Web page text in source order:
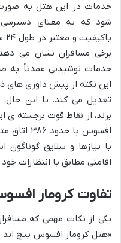
شود که به معنای
برخی مسافران نشان می
تعدیل می کند. با این
برند، از نقاط قوت برجسته
افسوس با
با نیازها و سلایق
اقامتی مطابق با انتظارات
تفاوت کرومار
یکی از نکات مهمی که
«هتل کرومار افسوس بیچ اند